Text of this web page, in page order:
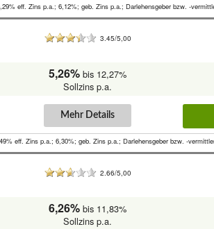
eff. Zins p.a.; 6,12%; geb. Zins p.a.; Darlehensgeber bzw. -
3.45/5,00
5,26% bis 12,27%
Sollzins p.a.
Mehr Details
eff. Zins p.a.; 6,30%; geb. Zins p.a.; Darlehensgeber bzw. -
2.66/5,00
6,26% bis 11,83%
Sollzins p.a.